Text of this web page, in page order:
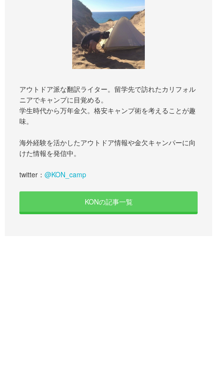
アウトドア派な翻訳ライター。留学先で訪れたカリフォル
ニアでキャンプに目覚める。
学生時代から万年金欠。格安キャンプ術を考えることが趣
味。
海外経験を活かしたアウトドア情報や金欠キャンパーに向
けた情報を発信中。
twitter： @KON_camp
KONの記事一覧